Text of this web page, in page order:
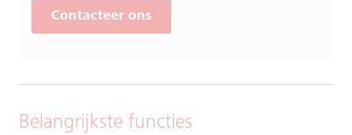
Contacteer ons
Belangrijkste functies